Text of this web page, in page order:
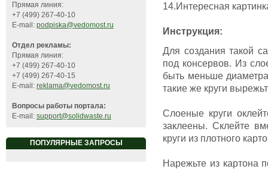
Прямая линия:
+7 (499) 267-40-10
E-mail: podpiska@vedomost.ru
Отдел рекламы:
Прямая линия:
+7 (499) 267-40-10
+7 (499) 267-40-15
E-mail: reklama@vedomost.ru
Вопросы работы портала:
E-mail: support@solidwaste.ru
ПОПУЛЯРНЫЕ ЗАПРОСЫ
14.Интересная
Инструкция:
Для создания такой
под консервов. Из
быть меньше
такие же круги
Слоеные круги
заклеены. Склейте
круги из плотного
Нарежьте из картона